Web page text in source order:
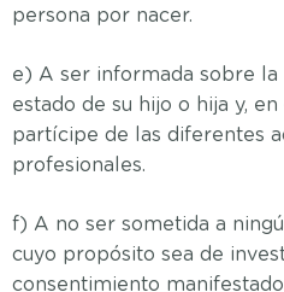
persona por nacer.
e) A ser informada sobre la
estado de su hijo o hija y,
partícipe de las diferentes
profesionales.
f) A no ser sometida a
cuyo propósito sea de
consentimiento